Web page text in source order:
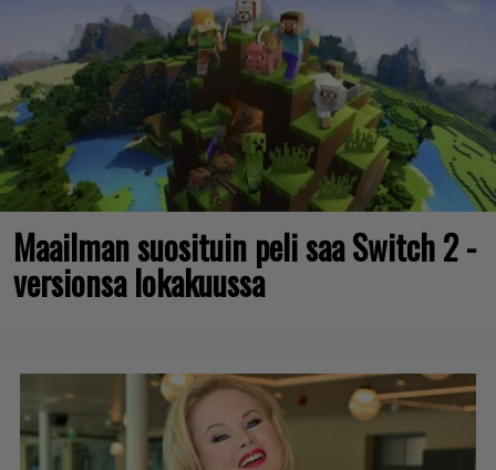
Maailman suosituin peli saa Switch 2 -
versionsa lokakuussa